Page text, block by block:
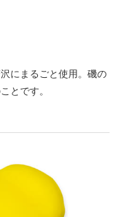
にまるごと使用。磯の
とです。